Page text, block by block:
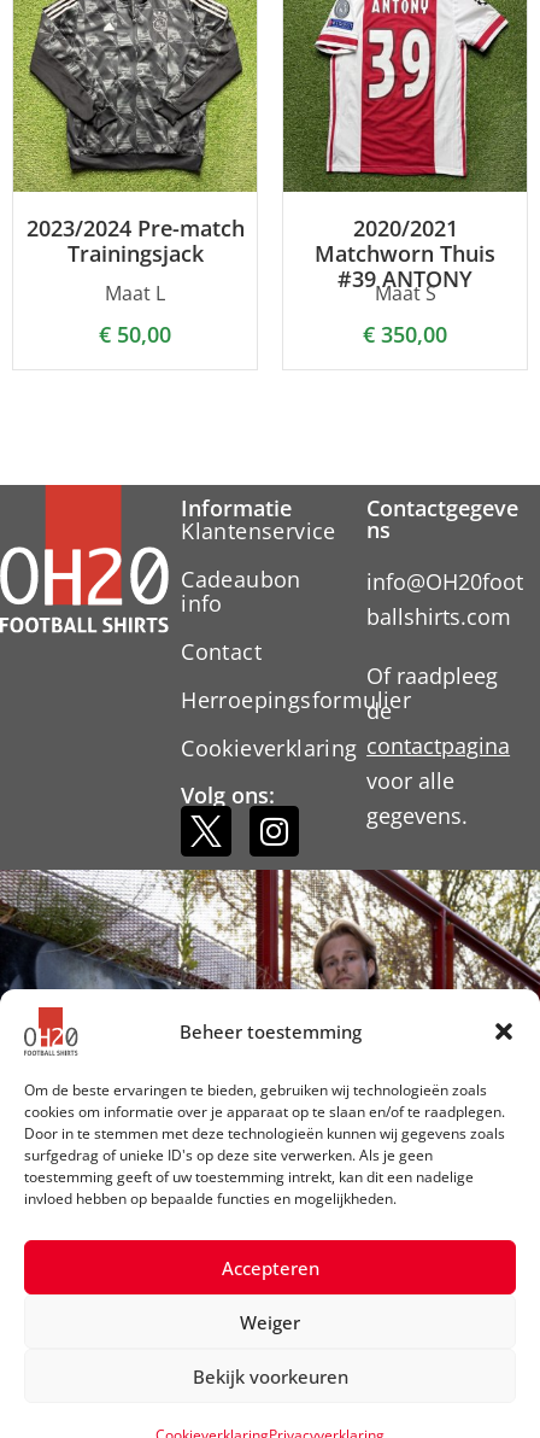
Beheer toestemming
Om de beste ervaringen te bieden, gebruiken wij technologieën zoals
cookies om informatie over je apparaat op te slaan en/of te raadplegen.
Door in te stemmen met deze technologieën kunnen wij gegevens zoals
surfgedrag of unieke ID's op deze site verwerken. Als je geen
toestemming geeft of uw toestemming intrekt, kan dit een nadelige
invloed hebben op bepaalde functies en mogelijkheden.
Accepteren
Weiger
Bekijk voorkeuren
2023/2024 Pre-match
Trainingsjack
Maat L
€ 50,00
2020/2021
Matchworn Thuis
#39 ANTONY
Maat S
€ 350,00
Informatie
Klantenservice
Cadeaubon
info
Contact
Herroepingsformulier
Cookieverklaring
Volg ons:
Contactgegeve
ns
info@OH20foot
ballshirts.com
Of raadpleeg
de
contactpagina
voor alle
gegevens.
©2026 OH20 Football Shirts
Privacyverklaring